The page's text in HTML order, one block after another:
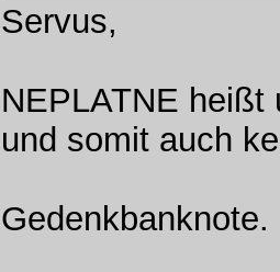
Servus,
NEPLATNE heißt
und somit auch
Gedenkbanknote.